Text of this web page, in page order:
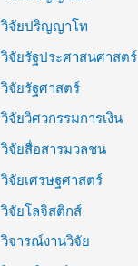
วิจัยปริญญาโท
วิจัยรัฐประศาสนศาสตร์
วิจัยรัฐศาสตร์
วิจัยวิศวกรรมการเงิน
วิจัยสื่อสารมวลชน
วิจัยเศรษฐศาสตร์
วิจัยโลจิสติกส์
วิจารณ์งานวิจัย